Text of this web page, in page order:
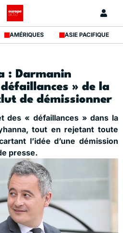
AMÉRIQUES ASIE PACIFIQUE
: Darmanin
» de la
de démissionner
des « défaillances » dans la
tout en rejetant toute
l’idée d’une démission
presse.